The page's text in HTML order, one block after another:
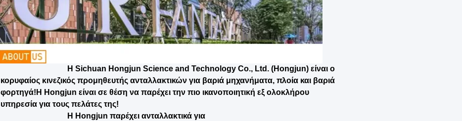
Η Sichuan Hongjun Science and Technology Co., Ltd. (Hongjun) είναι ο
κορυφαίος κινεζικός προμηθευτής ανταλλακτικών για βαριά μηχανήματα, πλοία και βαριά
φορτηγά!Η Hongjun είναι σε θέση να παρέχει την πιο ικανοποιητική εξ ολοκλήρου
υπηρεσία για τους πελάτες της!
Η Hongjun παρέχει ανταλλακτικά για